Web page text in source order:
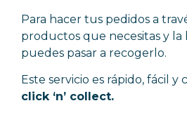
Para hacer tus pedidos a
productos que necesitas y
puedes pasar a recogerlo.
Este servicio es rápido, fácil
click ‘n’ collect.